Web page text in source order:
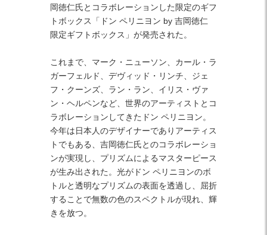
岡徳仁氏とコラボレーションした限定のギフ
トボックス「ドン ペリニヨン by 吉岡徳仁
限定ギフトボックス」が発売された。
これまで、マーク・ニューソン、カール・ラ
ガーフェルド、デヴィッド・リンチ、ジェ
フ・クーンズ、ラン・ラン、イリス・ヴァ
ン・ヘルペンなど、世界のアーティストとコ
ラボレーションしてきたドン ペリニヨン。
今年は日本人のデザイナーでありアーティス
トでもある、吉岡徳仁氏とのコラボレーショ
ンが実現し、プリズムによるマスターピース
が生み出された。光がドン ペリニヨンのボ
トルと透明なプリズムの表面を透過し、屈折
することで無数の色のスペクトルが現れ、輝
きを放つ。